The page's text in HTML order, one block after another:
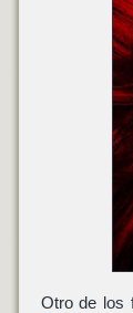
Otro de los